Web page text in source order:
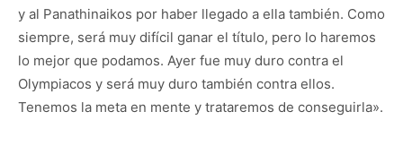
y al Panathinaikos por haber llegado a ella también. Como
siempre, será muy difícil ganar el título, pero lo haremos
lo mejor que podamos. Ayer fue muy duro contra el
Olympiacos y será muy duro también contra ellos.
Tenemos la meta en mente y trataremos de conseguirla».